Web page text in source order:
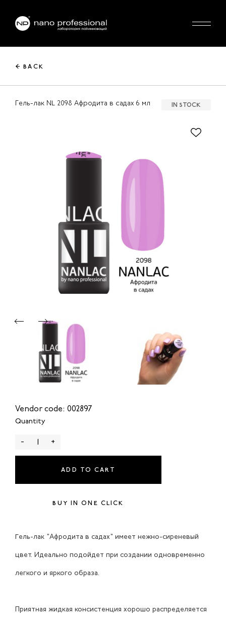
← BACK
Гель-лак NL 2098 Афродита в садах 6 мл IN STOCK
Vendor code: 002897
Quantity
- +
ADD TO CART
BUY IN ONE CLICK
Гель-лак "Афродита в садах" имеет нежно-сиреневый
цвет. Идеально подойдет при создании одновременно
легкого и яркого образа.
Приятная жидкая консистенция хорошо распределяется